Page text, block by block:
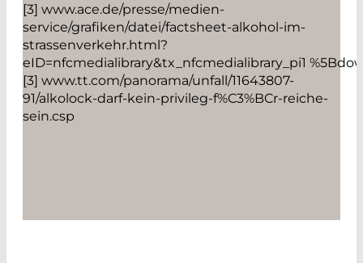
[3] www.ace.de/presse/medien-
service/grafiken/datei/factsheet-alkohol-im-
strassenverkehr.html?
eID=nfcmedialibrary&tx_nfcmedialibrary_pi1
[3] www.tt.com/panorama/unfall/11643807-
91/alkolock-darf-kein-privileg-f%C3%BCr-reiche-
sein.csp